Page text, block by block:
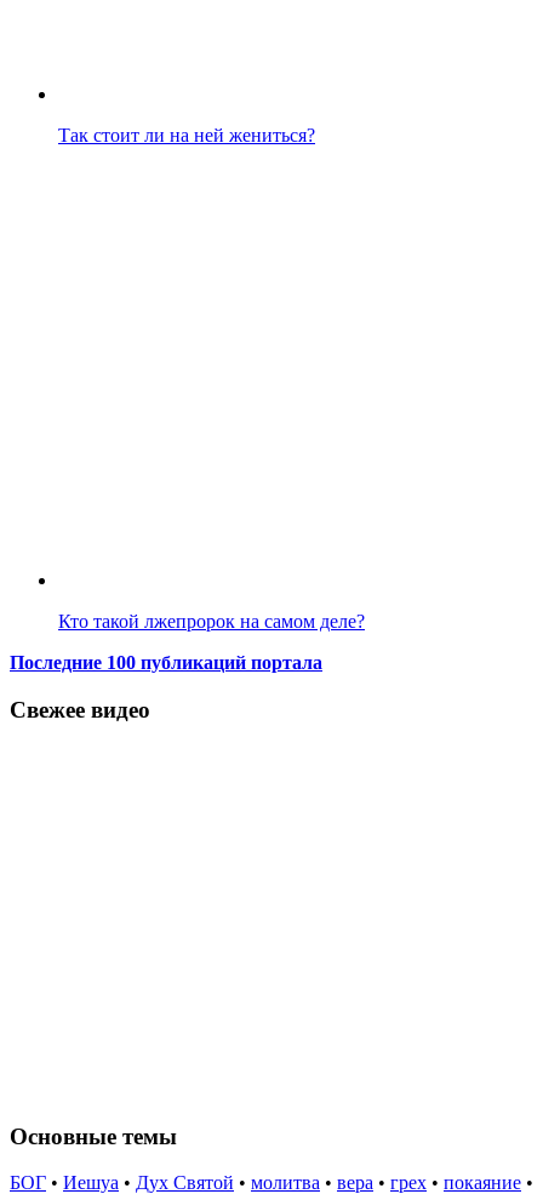
Так стоит ли на ней жениться?
Кто такой лжепророк на самом деле?
Последние 100 публикаций портала
Свежее видео
Основные темы
БОГ • Иешуа • Дух Святой • молитва • вера • грех • покаяние •